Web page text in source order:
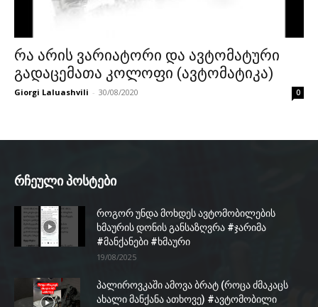
რა არის ვარიატორი და ავტომატური
გადაცემათა კოლოფი (ავტომატიკა)
Giorgi Laluashvili - 30/08/2020 0
რჩეული პოსტები
როგორ უნდა მოხდეს ავტომობილების
ხმაურის დონის განსაზღვრა #ჯარიმა
#მანქანები #ხმაური
19/08/2025
პალიროვკაში ამოვა ბრატ (როცა ძმაკაცს
ახალი მანქანა ათხოვე) #ავტომობილი